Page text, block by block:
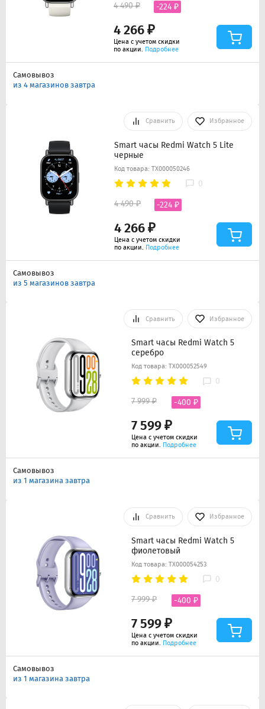
4 266 ₽
4 490 ₽ -224 ₽
Цена с учетом скидки
по акции. Подробнее
Самовывоз
из 4 магазинов завтра
Сравнить Избранное
Smart часы Redmi Watch 5 Lite
черные
Код товара: ТХ000050246
0
4 266 ₽
4 490 ₽ -224 ₽
Цена с учетом скидки
по акции. Подробнее
Самовывоз
из 5 магазинов завтра
Сравнить Избранное
Smart часы Redmi Watch 5
серебро
Код товара: ТХ000052549
0
7 599 ₽
7 999 ₽ -400 ₽
Цена с учетом скидки
по акции. Подробнее
Самовывоз
из 1 магазина завтра
Сравнить Избранное
Smart часы Redmi Watch 5
фиолетовый
Код товара: ТХ000054253
0
7 599 ₽
7 999 ₽ -400 ₽
Цена с учетом скидки
по акции. Подробнее
Самовывоз
из 1 магазина завтра